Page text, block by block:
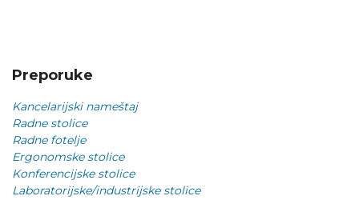
Preporuke
Kancelarijski nameštaj
Radne stolice
Radne fotelje
Ergonomske stolice
Konferencijske stolice
Laboratorijske/industrijske stolice